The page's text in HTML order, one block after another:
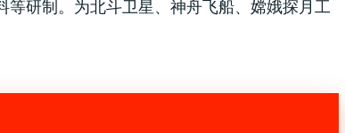
研制。为北斗卫星、神舟飞船、嫦娥探月工